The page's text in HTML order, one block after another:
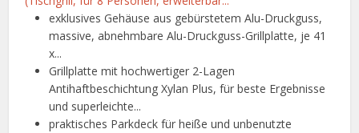
exklusives Gehäuse aus gebürstetem Alu-Druckguss,
massive, abnehmbare Alu-Druckguss-Grillplatte, je 41
x...
Grillplatte mit hochwertiger 2-Lagen
Antihaftbeschichtung Xylan Plus, für beste Ergebnisse
und superleichte...
praktisches Parkdeck für heiße und unbenutzte